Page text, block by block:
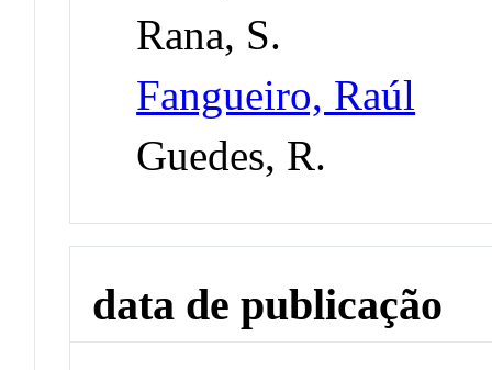
Rana, S.
Fangueiro, Raúl
Guedes, R.
data de publicação